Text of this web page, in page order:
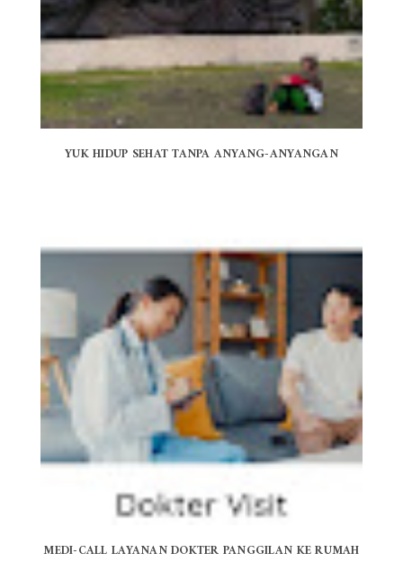
YUK HIDUP SEHAT TANPA ANYANG-ANYANGAN
MEDI-CALL LAYANAN DOKTER PANGGILAN KE RUMAH